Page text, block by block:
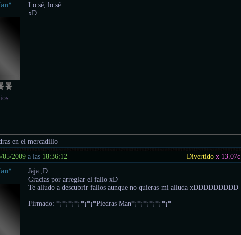
Lo sé, lo sé...
xD
en el mercadillo
05/2009 a las 18:36:12 Divertido x 13.07c.
Jaja ;D
Gracias por arreglar el fallo xD
Te alludo a descubrir fallos aunque no quieras mi alluda xDDDDDDDDD
Firmado: *¡*¡*¡*¡*¡*¡*Piedras Man*¡*¡*¡*¡*¡*¡*